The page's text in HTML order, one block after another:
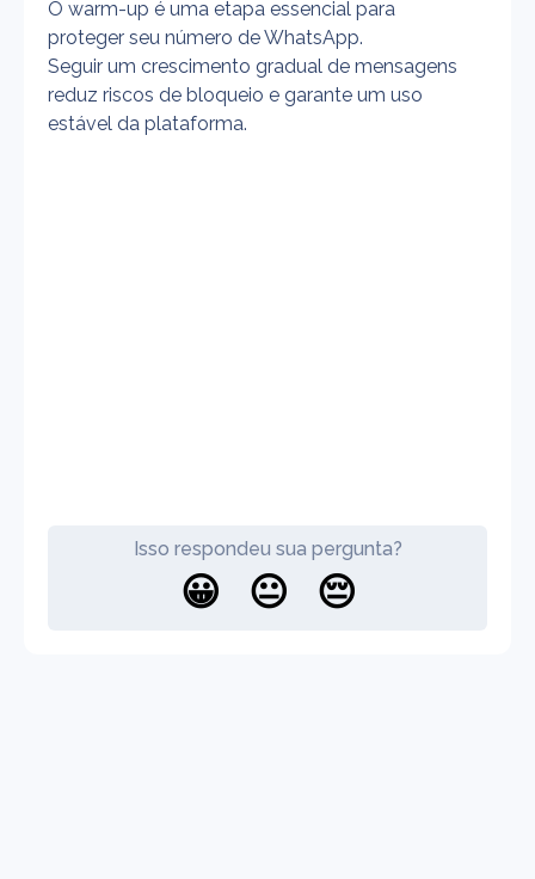
O warm-up é uma etapa essencial para
proteger seu número de WhatsApp.
Seguir um crescimento gradual de mensagens
reduz riscos de bloqueio e garante um uso
estável da plataforma.
Isso respondeu sua pergunta?
😀 😐 😔